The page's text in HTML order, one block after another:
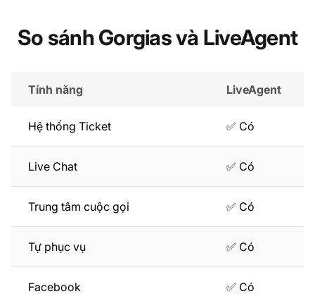
So sánh Gorgias và LiveAgent
Tính năng LiveAgent
Hệ thống Ticket ✅ Có
Live Chat ✅ Có
Trung tâm cuộc gọi ✅ Có
Tự phục vụ ✅ Có
Facebook ✅ Có